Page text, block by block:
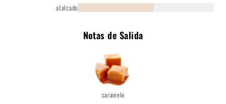
atalcado
Notas de Salida
caramelo